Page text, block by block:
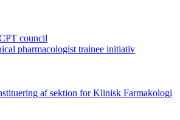
council
pharmacologist trainee initiativ
af sektion for Klinisk Farmakologi